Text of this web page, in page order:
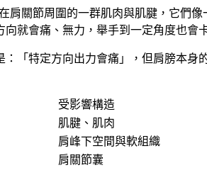
肩關節周圍的一群肌肉與肌腱，它們
就會痛、無力，舉手到一定角度也會
「特定方向出力會痛」，但肩膀本
受影響構造
肌腱、肌肉
肩峰下空間與軟組織
肩關節囊